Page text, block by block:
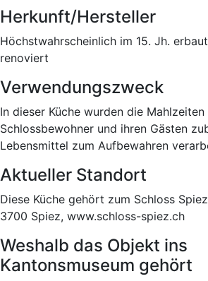
Herkunft/Hersteller
Höchstwahrscheinlich im 15. Jh.
renoviert
Verwendungszweck
In dieser Küche wurden die Mahlzeiten
Schlossbewohner und ihren Gästen
Lebensmittel zum Aufbewahren
Aktueller Standort
Diese Küche gehört zum Schloss
3700 Spiez, www.schloss-spiez.ch
Weshalb das Objekt ins
Kantonsmuseum gehört